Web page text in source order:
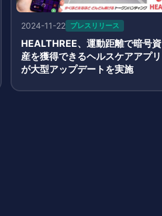
2024-11-22 プレスリリース
HEALTHREE、運動距離で暗号資
産を獲得できるヘルスケアアプリ
が大型アップデートを実施